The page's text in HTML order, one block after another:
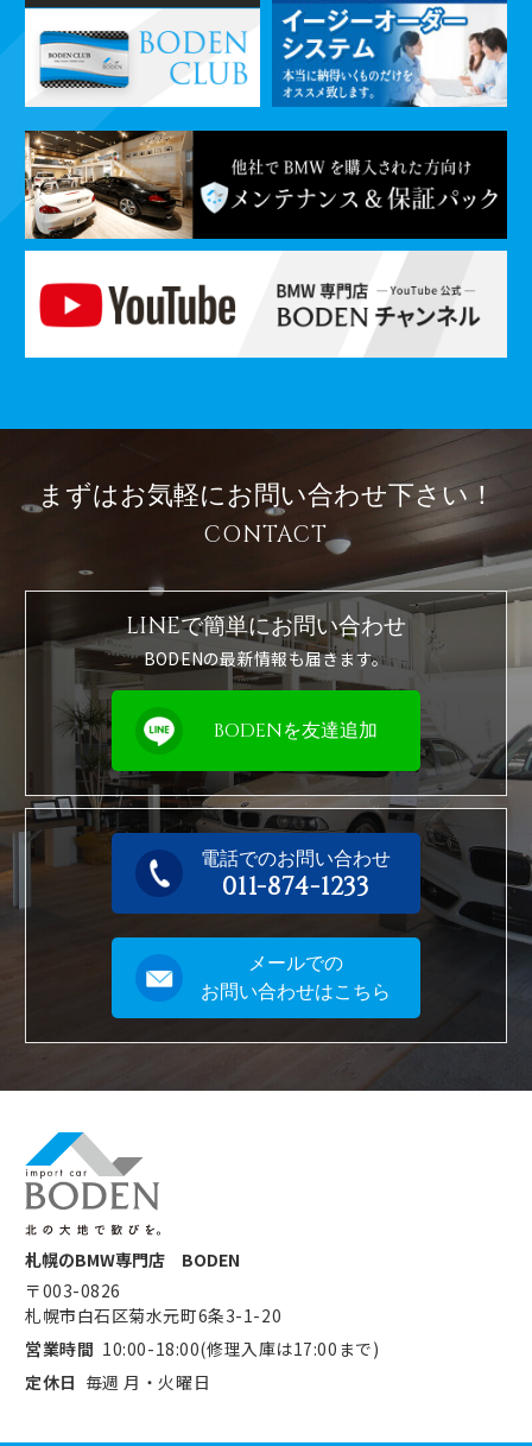
まずはお気軽にお問い合わせ下さい！
CONTACT
LINEで簡単にお問い合わせ
BODENの最新情報も届きます。
BODENを友達追加
電話でのお問い合わせ
011-874-1233
メールでの
お問い合わせはこちら
札幌のBMW専門店 BODEN
〒003-0826
札幌市白石区菊水元町6条3-1-20
営業時間 10:00-18:00(修理入庫は17:00まで)
定休日 毎週 月・火曜日